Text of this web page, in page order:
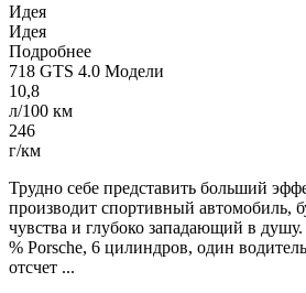
Идея
Идея
Подробнее
718 GTS 4.0 Модели
10,8
л/100 км
246
г/км
Трудно себе представить больший
производит спортивный автомобиль,
чувства и глубоко западающий в
% Porsche, 6 цилиндров, один
отсчет ...